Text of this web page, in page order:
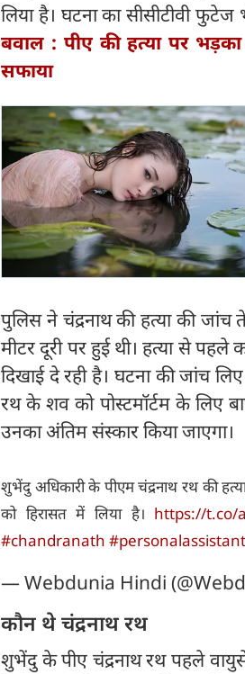
लिया है। घटना का सीसीटीवी
बवाल : पीए की हत्या पर
सफाया
पुलिस ने चंद्रनाथ की हत्या की
मीटर दूरी पर हुई थी। हत्या से
दिखाई दे रही है। घटना की जांच
रथ के शव को पोस्टमॉर्टम के लिए
उनका अंतिम संस्कार किया जाएगा।
शुभेंदु अधिकारी के पीएम चंद्रनाथ रथ की
को हिरासत में लिया है। https://t.co/
#chandranath #personalassistant
— Webdunia Hindi
कौन थे चंद्रनाथ रथ
शुभेंदु के पीए चंद्रनाथ रथ पहले